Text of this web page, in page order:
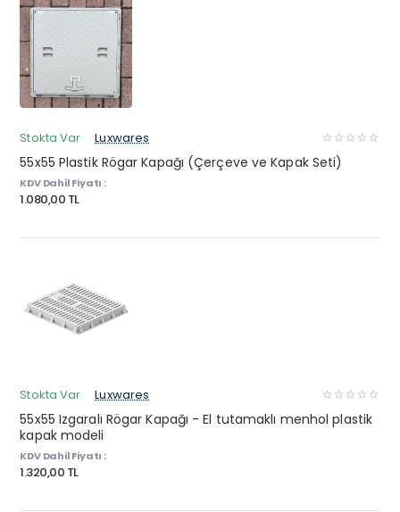
Stokta Var Luxwares
55x55 Plastik Rögar Kapağı (Çerçeve ve Kapak Seti)
KDV Dahil Fiyatı :
1.080,00 TL
Stokta Var Luxwares
55x55 Izgaralı Rögar Kapağı - El tutamaklı menhol plastik
kapak modeli
KDV Dahil Fiyatı :
1.320,00 TL